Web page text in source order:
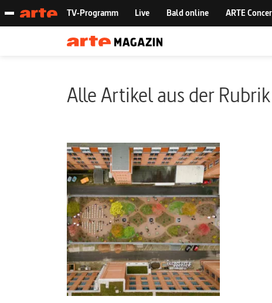
Alle Artikel aus der Rubrik